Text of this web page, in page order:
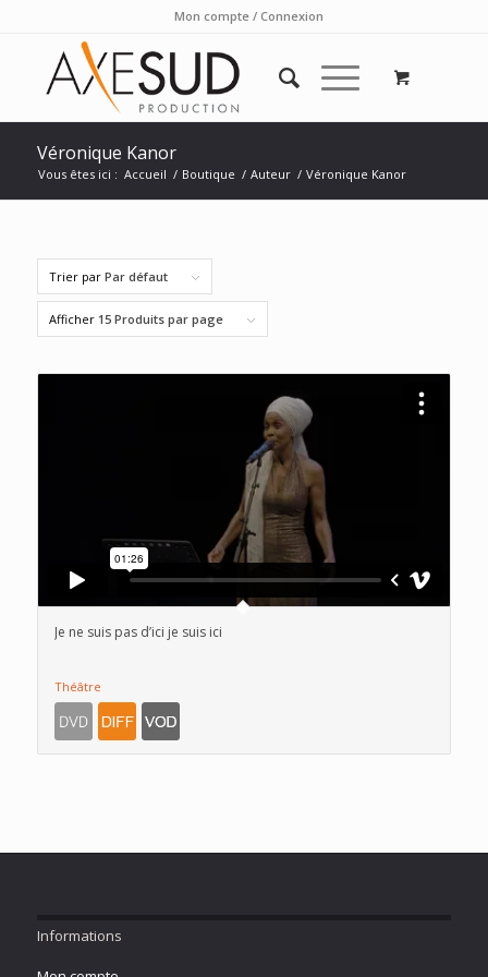
Mon compte / Connexion
Véronique Kanor
Vous êtes ici : Accueil / Boutique / Auteur / Véronique Kanor
Trier par Par défaut
Afficher 15 Produits par page
Je ne suis pas d’ici je suis ici
Théâtre
Informations